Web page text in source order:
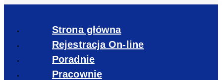
Strona główna
Rejestracja On-line
Poradnie
Pracownie